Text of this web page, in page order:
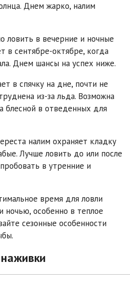
Днем жарко, налим
ловить в вечерние и ночные
в сентябре-октябре, когда
Днем шансы на успех ниже.
в спячку на дне, почти не
из-за льда. Возможна
блесной в отведенных для
налим охраняет кладку
Лучше ловить до или после
в утренние и
время для ловли
ночью, особенно в теплое
сезонные особенности